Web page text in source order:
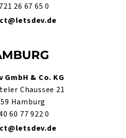
26 67 65 0
GmbH & Co. KG
Chaussee 21
Hamburg
60 77 922 0